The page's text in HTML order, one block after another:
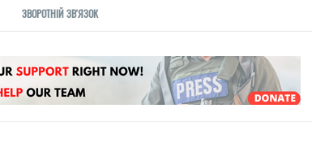
ЗВОРОТНІЙ ЗВ'ЯЗОК